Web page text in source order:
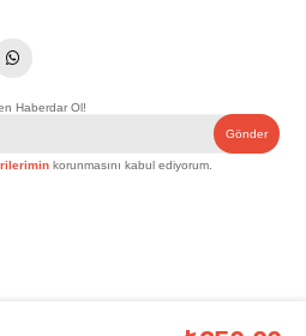
Haberdar Ol!
Gönder
korunmasını kabul ediyorum.
. Tüm hakları saklıdır.